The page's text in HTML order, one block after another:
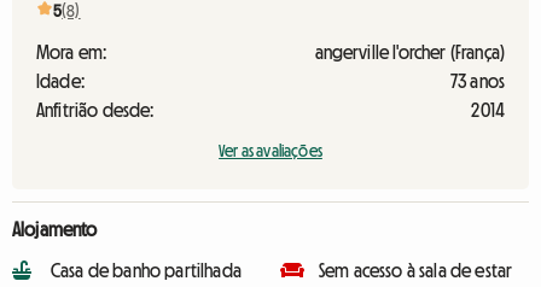
5(8)
Mora em:
angerville l'orcher (França)
Idade:
73 anos
Anfitrião desde:
2014
Ver as avaliações
Alojamento
Casa de banho partilhada
Sem acesso à sala de estar